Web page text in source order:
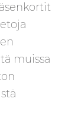
muissa